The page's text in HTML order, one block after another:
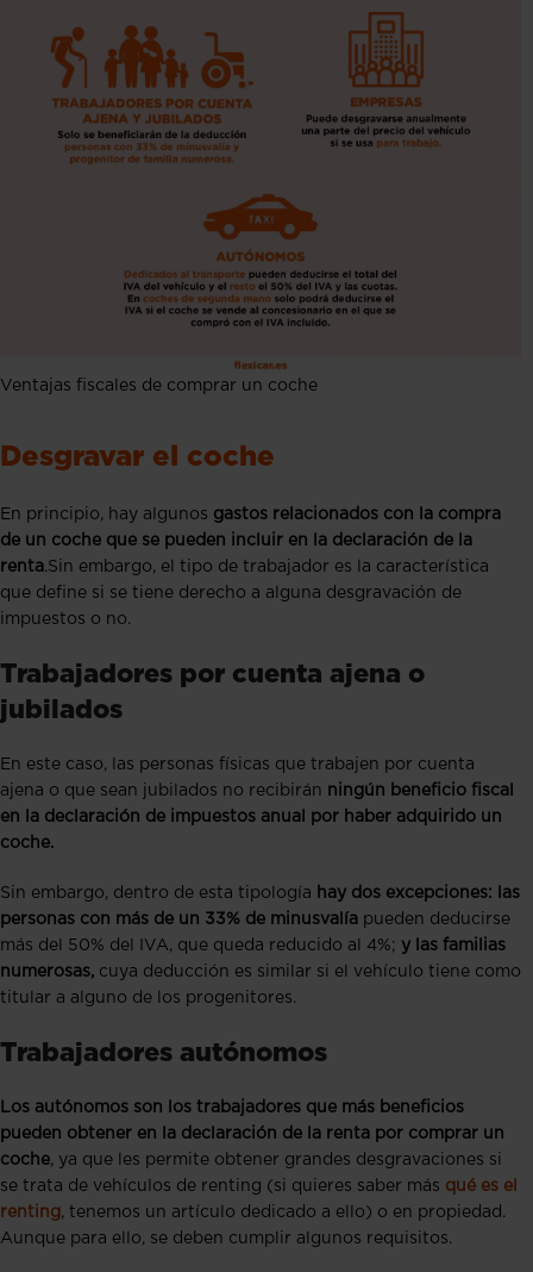
Ventajas fiscales de comprar un coche
Desgravar el coche
En principio, hay algunos gastos relacionados con la compra
de un coche que se pueden incluir en la declaración de la
renta.Sin embargo, el tipo de trabajador es la característica
que define si se tiene derecho a alguna desgravación de
impuestos o no.
Trabajadores por cuenta ajena o
jubilados
En este caso, las personas físicas que trabajen por cuenta
ajena o que sean jubilados no recibirán ningún beneficio fiscal
en la declaración de impuestos anual por haber adquirido un
coche.
Sin embargo, dentro de esta tipología hay dos excepciones: las
personas con más de un 33% de minusvalía pueden deducirse
más del 50% del IVA, que queda reducido al 4%; y las familias
numerosas, cuya deducción es similar si el vehículo tiene como
titular a alguno de los progenitores.
Trabajadores autónomos
Los autónomos son los trabajadores que más beneficios
pueden obtener en la declaración de la renta por comprar un
coche, ya que les permite obtener grandes desgravaciones si
se trata de vehículos de renting (si quieres saber más qué es el
renting, tenemos un artículo dedicado a ello) o en propiedad.
Aunque para ello, se deben cumplir algunos requisitos.